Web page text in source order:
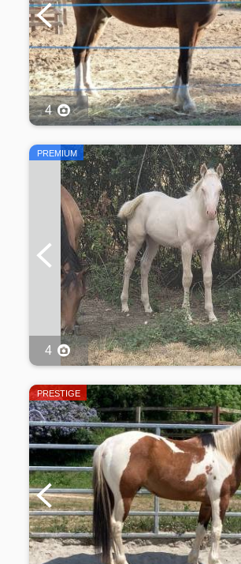
4
PREMIUM
4
PRESTIGE